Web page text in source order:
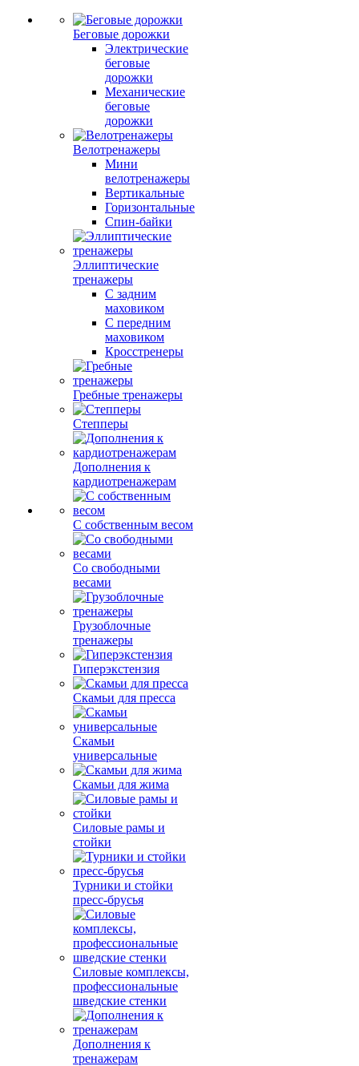
Беговые дорожки
Электрические
беговые
дорожки
Механические
беговые
дорожки
Велотренажеры
Мини
велотренажеры
Вертикальные
Горизонтальные
Спин-байки
Эллиптические
тренажеры
С задним
маховиком
С передним
маховиком
Кросстренеры
Гребные тренажеры
Степперы
Дополнения к
кардиотренажерам
С собственным весом
Со свободными
весами
Грузоблочные
тренажеры
Гиперэкстензия
Скамьи для пресса
Скамьи
универсальные
Скамьи для жима
Силовые рамы и
стойки
Турники и стойки
пресс-брусья
Силовые комплексы,
профессиональные
шведские стенки
Дополнения к
тренажерам